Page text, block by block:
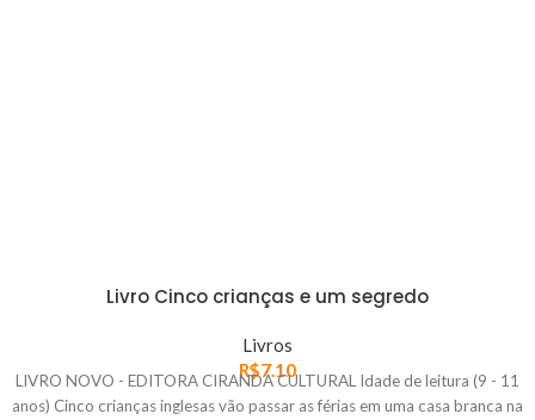
Livro Cinco crianças e um segredo
Livros
R$7.10
LIVRO NOVO - EDITORA CIRANDA CULTURAL Idade de leitura (9 - 11
anos) Cinco crianças inglesas vão passar as férias em uma casa branca na